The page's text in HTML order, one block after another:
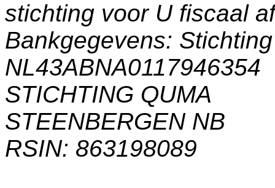
stichting voor U fiscaal
Bankgegevens:
NL43ABNA0117946354
STICHTING QUMA
STEENBERGEN NB
RSIN: 863198089